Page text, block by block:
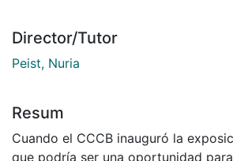
Director/Tutor
Peist, Nuria
Resum
Cuando el CCCB inauguró la
que podría ser una oportunidad